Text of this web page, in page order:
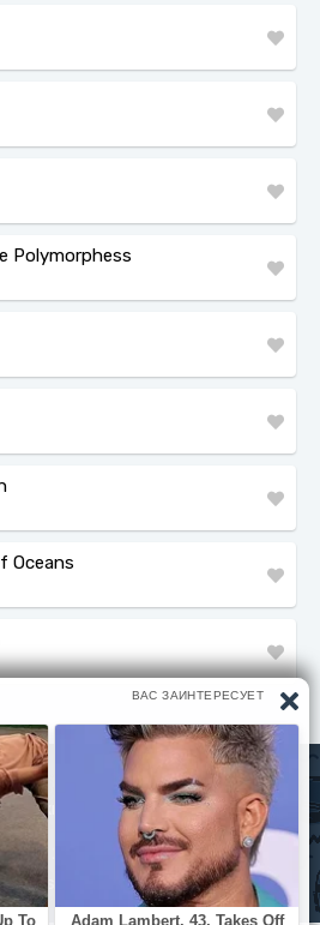
Polymorphess
Oceans
конфиденциальности
книги
- 2026 По любым вопросам
slovapesni.com@gmail.com